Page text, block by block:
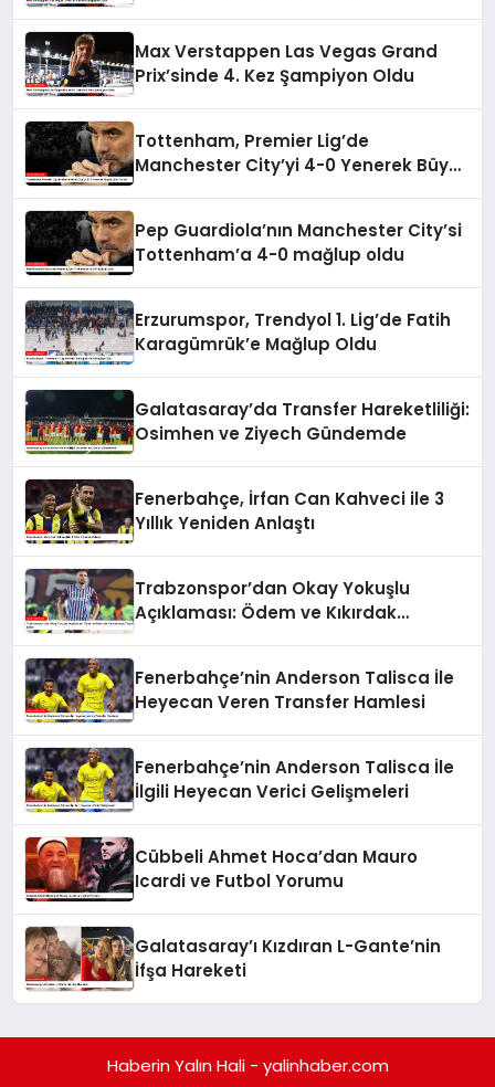
Max Verstappen Las Vegas Grand
Prix’sinde 4. Kez Şampiyon Oldu
Tottenham, Premier Lig’de
Manchester City’yi 4-0 Yenerek Büyük
Pep Guardiola’nın Manchester City’si
Tottenham’a 4-0 mağlup oldu
Erzurumspor, Trendyol 1. Lig’de Fatih
Karagümrük’e Mağlup Oldu
Galatasaray’da Transfer Hareketliliği:
Osimhen ve Ziyech Gündemde
Fenerbahçe, İrfan Can Kahveci ile 3
Yıllık Yeniden Anlaştı
Trabzonspor’dan Okay Yokuşlu
Açıklaması: Ödem ve Kıkırdak
Fenerbahçe’nin Anderson Talisca İle
Heyecan Veren Transfer Hamlesi
Fenerbahçe’nin Anderson Talisca İle
İlgili Heyecan Verici Gelişmeleri
Cübbeli Ahmet Hoca’dan Mauro
Icardi ve Futbol Yorumu
Galatasaray’ı Kızdıran L-Gante’nin
İfşa Hareketi
Haberin Yalın Hali - yalinhaber.com